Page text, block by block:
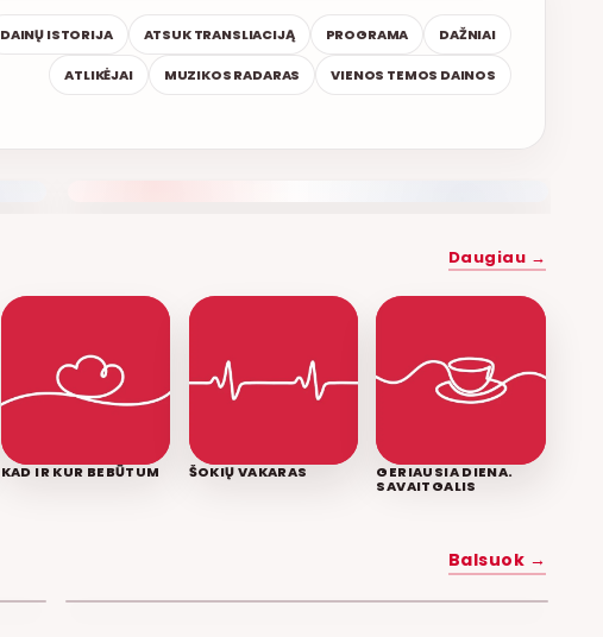
DAINŲ ISTORIJA ATSUK TRANSLIACIJĄ PROGRAMA DAŽNIAI
ATLIKĖJAI MUZIKOS RADARAS VIENOS TEMOS DAINOS
Daugiau →
KAD IR KUR BEBŪTUM ŠOKIŲ VAKARAS GERIAUSIA DIENA.
SAVAITGALIS
Balsuok →